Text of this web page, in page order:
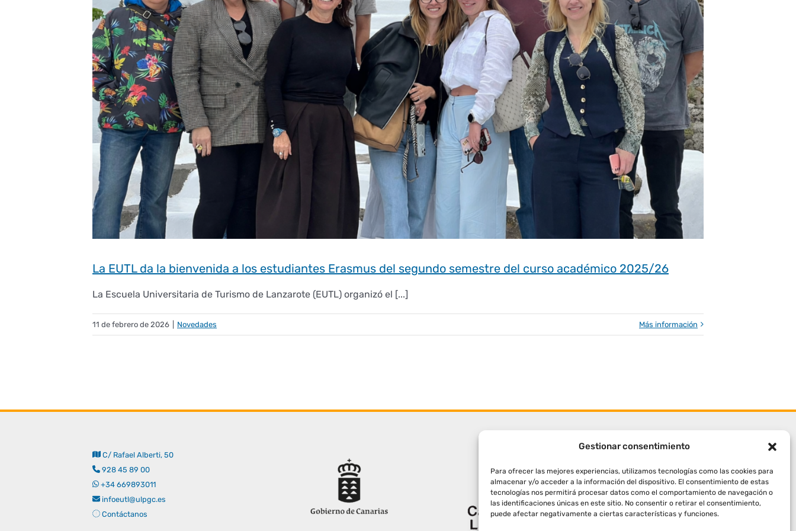
Gestionar consentimiento
Para ofrecer las mejores experiencias, utilizamos tecnologías como las cookies para
almacenar y/o acceder a la información del dispositivo. El consentimiento de estas
tecnologías nos permitirá procesar datos como el comportamiento de navegación o
las identificaciones únicas en este sitio. No consentir o retirar el consentimiento,
puede afectar negativamente a ciertas características y funciones.
La EUTL da la bienvenida a los estudiantes Erasmus del segundo semestre del curso académico 2025/26
La Escuela Universitaria de Turismo de Lanzarote (EUTL) organizó el [...]
11 de febrero de 2026 Novedades Más información
C/ Rafael Alberti, 50
928 45 89 00
+34 669893011
infoeutl@ulpgc.es
Contáctanos